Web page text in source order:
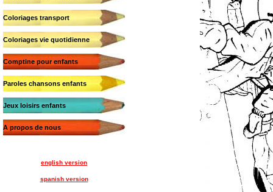
Coloriages transport
Coloriages vie quotidienne
Comptine pour enfants
Paroles chansons enfants
Jeux loisirs enfants
A propos de nous
english version
spanish version